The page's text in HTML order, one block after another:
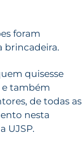
foram
brincadeira.
quisesse
e também
de todas as
nesta
UJSP.